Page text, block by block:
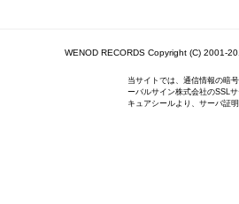
WENOD RECORDS Copyright (C) 2001-
当サイトでは、通信情報の暗
ーバルサイン株式会社のSSL
キュアシールより、サーバ証